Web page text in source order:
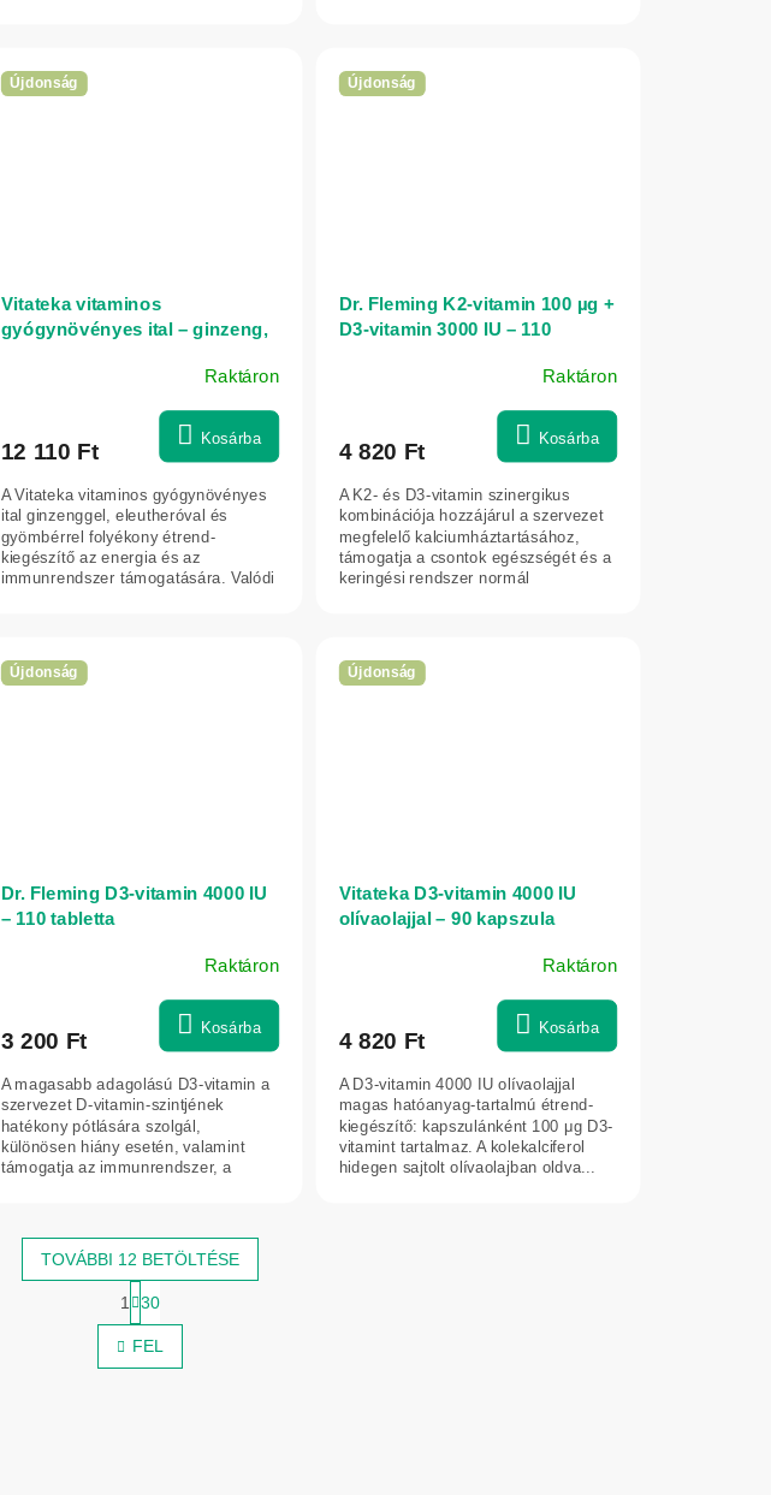
Újdonság
Vitateka vitaminos
gyógynövényes ital – ginzeng,
Raktáron
12 110 Ft Kosárba
A Vitateka vitaminos gyógynövényes
ital ginzenggel, eleutheróval és
gyömbérrel folyékony étrend-
kiegészítő az energia és az
immunrendszer támogatására. Valódi
Újdonság
Dr. Fleming K2-vitamin 100 µg +
D3-vitamin 3000 IU – 110
Raktáron
4 820 Ft Kosárba
A K2- és D3-vitamin szinergikus
kombinációja hozzájárul a szervezet
megfelelő kalciumháztartásához,
támogatja a csontok egészségét és a
keringési rendszer normál
Újdonság
Dr. Fleming D3-vitamin 4000 IU
– 110 tabletta
Raktáron
3 200 Ft Kosárba
A magasabb adagolású D3-vitamin a
szervezet D-vitamin-szintjének
hatékony pótlására szolgál,
különösen hiány esetén, valamint
támogatja az immunrendszer, a
Újdonság
Vitateka D3-vitamin 4000 IU
olívaolajjal – 90 kapszula
Raktáron
4 820 Ft Kosárba
A D3-vitamin 4000 IU olívaolajjal
magas hatóanyag-tartalmú étrend-
kiegészítő: kapszulánként 100 μg D3-
vitamint tartalmaz. A kolekalciferol
hidegen sajtolt olívaolajban oldva...
L
i
s
TOVÁBBI 12 BETÖLTÉSE
a
p
o
z
1 30
FEL